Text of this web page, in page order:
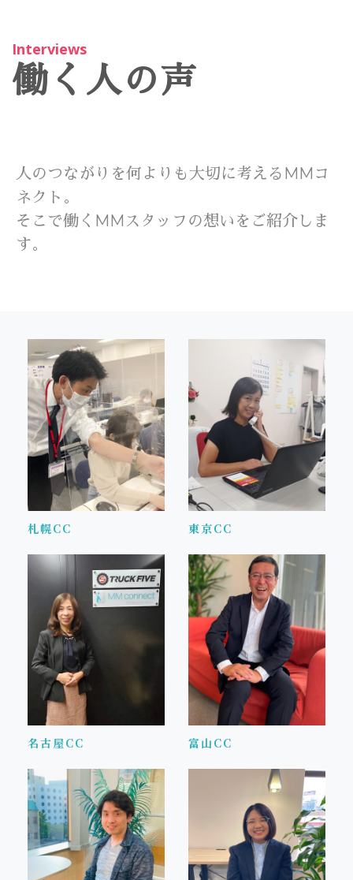
Interviews
働く人の声
人のつながりを何よりも大切に考えるMMコ
ネクト。
そこで働くMMスタッフの想いをご紹介しま
す。
札幌CC 東京CC
名古屋CC 富山CC